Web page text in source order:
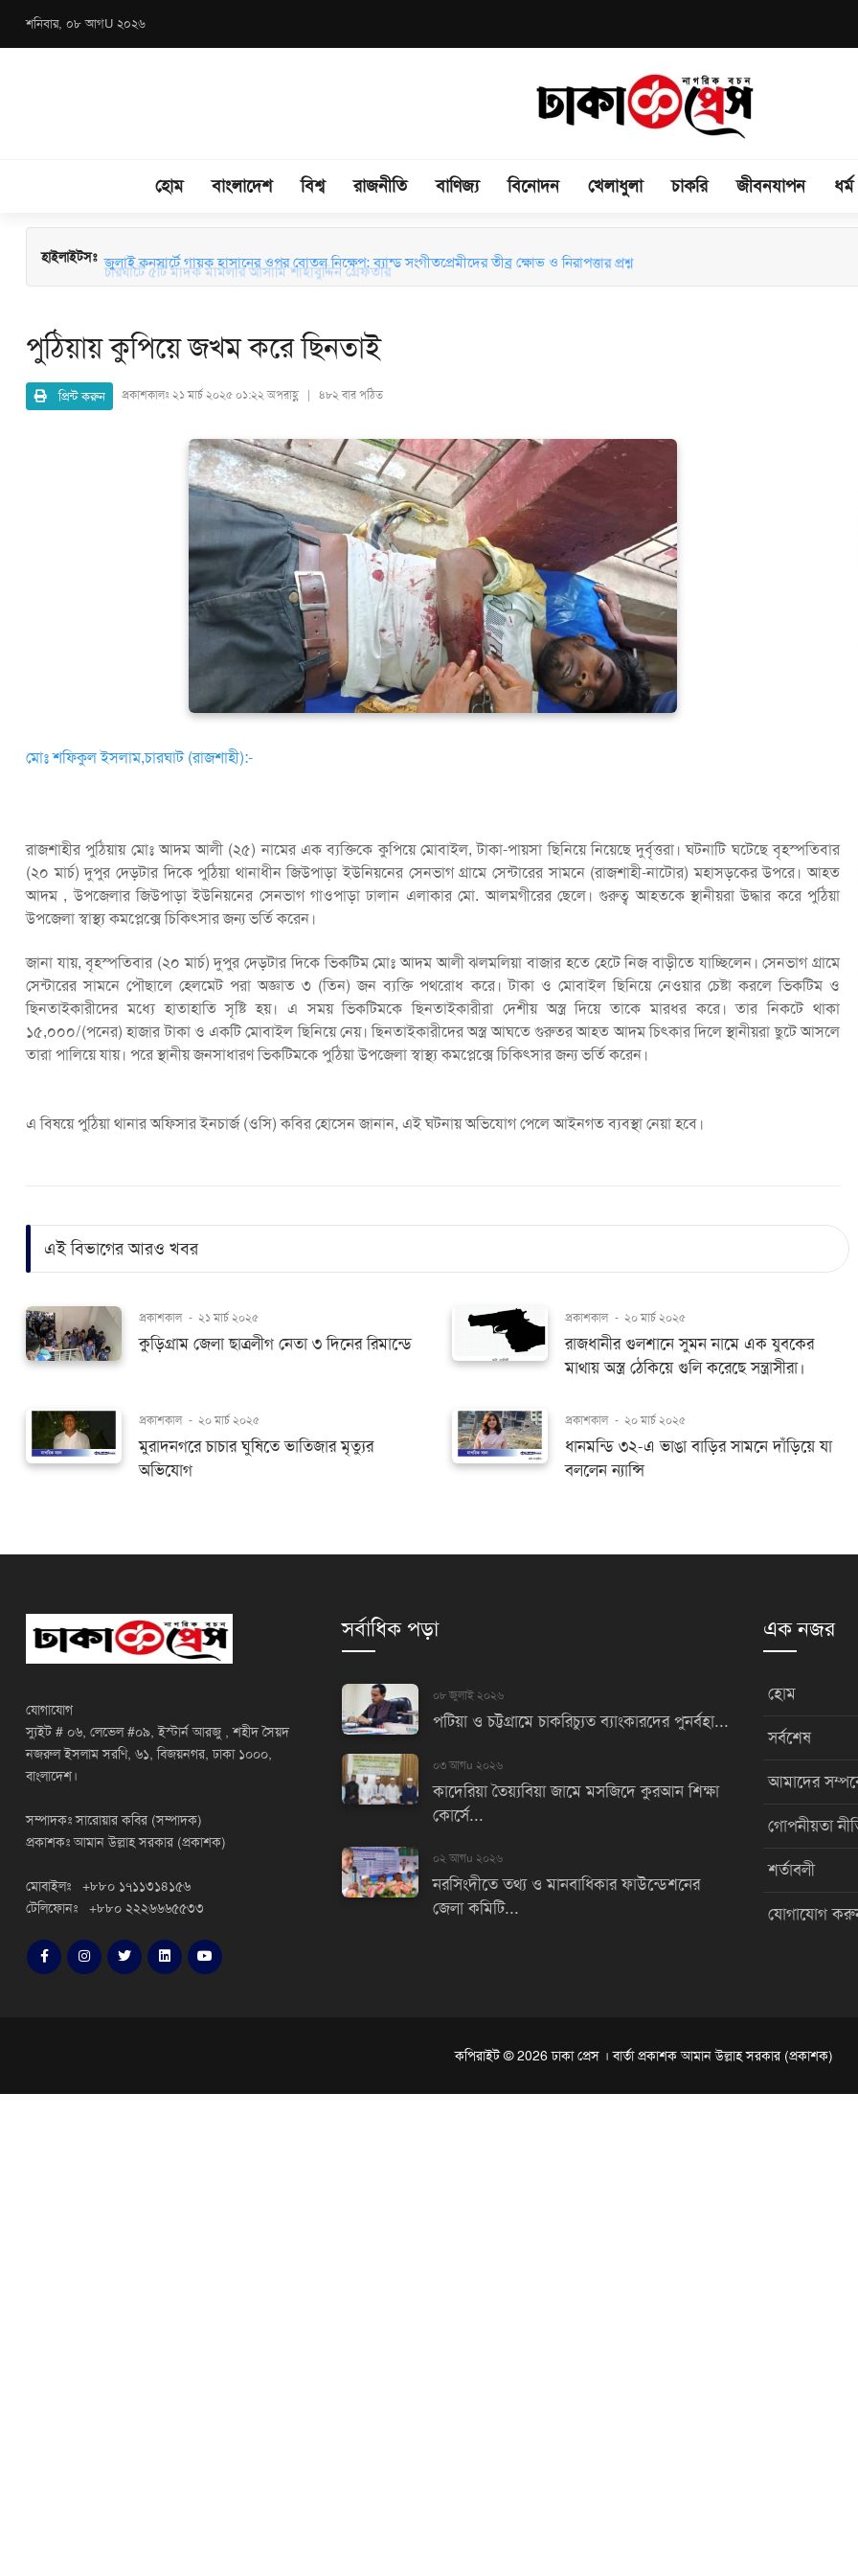
শনিবার, ০৮ আগU ২০২৬
হোম বাংলাদেশ বিশ্ব রাজনীতি বাণিজ্য বিনোদন খেলাধুলা চাকরি জীবনযাপন ধর্ম
হাইলাইটসঃ
জুলাই কনসার্টে গায়ক হাসানের ওপর বোতল নিক্ষেপ: ব্যান্ড সংগীতপ্রেমীদের তীব্র ক্ষোভ ও নিরাপত্তার প্রশ্ন
চারঘাটে ৫টি মাদক মামলার আসামি শাহাবুদ্দিন গ্রেফতার
পুঠিয়ায় কুপিয়ে জখম করে ছিনতাই
প্রিন্ট করুন প্রকাশকালঃ ২১ মার্চ ২০২৫ ০১:২২ অপরাহ্ণ | ৪৮২ বার পঠিত
মোঃ শফিকুল ইসলাম,চারঘাট (রাজশাহী):-
রাজশাহীর পুঠিয়ায় মোঃ আদম আলী (২৫) নামের এক ব্যক্তিকে কুপিয়ে মোবাইল, টাকা-পায়সা ছিনিয়ে নিয়েছে দুর্বৃত্তরা। ঘটনাটি ঘটেছে বৃহস্পতিবার
(২০ মার্চ) দুপুর দেড়টার দিকে পুঠিয়া থানাধীন জিউপাড়া ইউনিয়নের সেনভাগ গ্রামে সেন্টারের সামনে (রাজশাহী-নাটোর) মহাসড়কের উপরে। আহত
আদম , উপজেলার জিউপাড়া ইউনিয়নের সেনভাগ গাওপাড়া ঢালান এলাকার মো. আলমগীরের ছেলে। গুরুত্ব আহতকে স্থানীয়রা উদ্ধার করে পুঠিয়া
উপজেলা স্বাস্থ্য কমপ্লেক্সে চিকিৎসার জন্য ভর্তি করেন।
জানা যায়, বৃহস্পতিবার (২০ মার্চ) দুপুর দেড়টার দিকে ভিকটিম মোঃ আদম আলী ঝলমলিয়া বাজার হতে হেটে নিজ বাড়ীতে যাচ্ছিলেন। সেনভাগ গ্রামে
সেন্টারের সামনে পৌছালে হেলমেট পরা অজ্ঞাত ৩ (তিন) জন ব্যক্তি পথরোধ করে। টাকা ও মোবাইল ছিনিয়ে নেওয়ার চেষ্টা করলে ভিকটিম ও
ছিনতাইকারীদের মধ্যে হাতাহাতি সৃষ্টি হয়। এ সময় ভিকটিমকে ছিনতাইকারীরা দেশীয় অস্ত্র দিয়ে তাকে মারধর করে। তার নিকটে থাকা
১৫,০০০/(পনের) হাজার টাকা ও একটি মোবাইল ছিনিয়ে নেয়। ছিনতাইকারীদের অস্ত্র আঘতে গুরুতর আহত আদম চিৎকার দিলে স্থানীয়রা ছুটে আসলে
তারা পালিয়ে যায়। পরে স্থানীয় জনসাধারণ ভিকটিমকে পুঠিয়া উপজেলা স্বাস্থ্য কমপ্লেক্সে চিকিৎসার জন্য ভর্তি করেন।
এ বিষয়ে পুঠিয়া থানার অফিসার ইনচার্জ (ওসি) কবির হোসেন জানান, এই ঘটনায় অভিযোগ পেলে আইনগত ব্যবস্থা নেয়া হবে।
এই বিভাগের আরও খবর
প্রকাশকাল - ২১ মার্চ ২০২৫
কুড়িগ্রাম জেলা ছাত্রলীগ নেতা ৩ দিনের রিমান্ডে
প্রকাশকাল - ২০ মার্চ ২০২৫
রাজধানীর গুলশানে সুমন নামে এক যুবকের
মাথায় অস্ত্র ঠেকিয়ে গুলি করেছে সন্ত্রাসীরা।
প্রকাশকাল - ২০ মার্চ ২০২৫
মুরাদনগরে চাচার ঘুষিতে ভাতিজার মৃত্যুর
অভিযোগ
প্রকাশকাল - ২০ মার্চ ২০২৫
ধানমন্ডি ৩২-এ ভাঙা বাড়ির সামনে দাঁড়িয়ে যা
বললেন ন্যান্সি
যোগাযোগ
স্যুইট # ০৬, লেভেল #০৯, ইস্টার্ন আরজু , শহীদ সৈয়দ
নজরুল ইসলাম সরণি, ৬১, বিজয়নগর, ঢাকা ১০০০,
বাংলাদেশ।
সম্পাদকঃ সারোয়ার কবির (সম্পাদক)
প্রকাশকঃ আমান উল্লাহ সরকার (প্রকাশক)
মোবাইলঃ +৮৮০ ১৭১১৩১৪১৫৬
টেলিফোনঃ +৮৮০ ২২২৬৬৬৫৫৩৩
সর্বাধিক পড়া
০৮ জুলাই ২০২৬
পটিয়া ও চট্টগ্রামে চাকরিচ্যুত ব্যাংকারদের পুনর্বহা...
০৩ আগu ২০২৬
কাদেরিয়া তৈয়্যবিয়া জামে মসজিদে কুরআন শিক্ষা
কোর্সে...
০২ আগu ২০২৬
নরসিংদীতে তথ্য ও মানবাধিকার ফাউন্ডেশনের
জেলা কমিটি...
এক নজর
হোম
সর্বশেষ
আমাদের
গোপনীয়তা
শর্তাবলী
যোগাযোগ
কপিরাইট © 2026 ঢাকা প্রেস । বার্তা প্রকাশক আমান উল্লাহ সরকার (প্রকাশক)